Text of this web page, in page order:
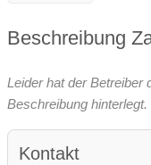
Beschreibung
Leider hat der Betreiber
Beschreibung hinterlegt.
Kontakt